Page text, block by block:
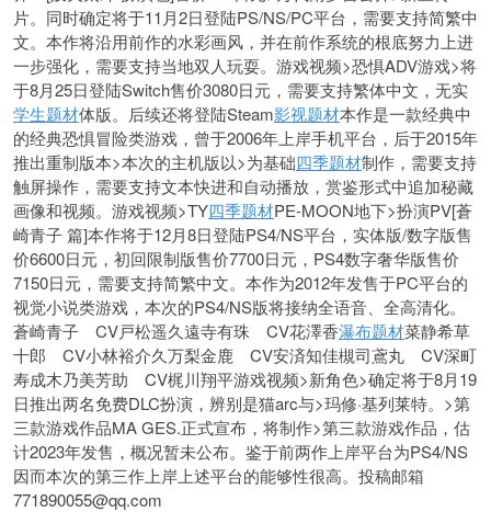
片。同时确定将于11月2日登陆PS/NS/PC平台，需要支持简繁中
文。本作将沿用前作的水彩画风，并在前作系统的根底努力上进
一步强化，需要支持当地双人玩耍。游戏视频>恐惧ADV游戏>将
于8月25日登陆Switch售价3080日元，需要支持繁体中文，无实
学生题材体版。后续还将登陆Steam影视题材本作是一款经典中
的经典恐惧冒险类游戏，曾于2006年上岸手机平台，后于2015年
推出重制版本>本次的主机版以>为基础四季题材制作，需要支持
触屏操作，需要支持文本快进和自动播放，赏鉴形式中追加秘藏
画像和视频。游戏视频>TY四季题材PE-MOON地下>扮演PV[蒼
崎青子 篇]本作将于12月8日登陆PS4/NS平台，实体版/数字版售
价6600日元，初回限制版售价7700日元，PS4数字奢华版售价
7150日元，需要支持简繁中文。本作为2012年发售于PC平台的
视觉小说类游戏，本次的PS4/NS版将接纳全语音、全高清化。
蒼崎青子 CV戸松遥久遠寺有珠 CV花澤香瀑布题材菜静希草
十郎 CV小林裕介久万梨金鹿 CV安済知佳槻司鳶丸 CV深町
寿成木乃美芳助 CV梶川翔平游戏视频>新角色>确定将于8月19
日推出两名免费DLC扮演，辨别是猫arc与>玛修·基列莱特。>第
三款游戏作品MA GES.正式宣布，将制作>第三款游戏作品，估
计2023年发售，概况暂未公布。鉴于前两作上岸平台为PS4/NS
因而本次的第三作上岸上述平台的能够性很高。投稿邮箱
771890055@qq.com